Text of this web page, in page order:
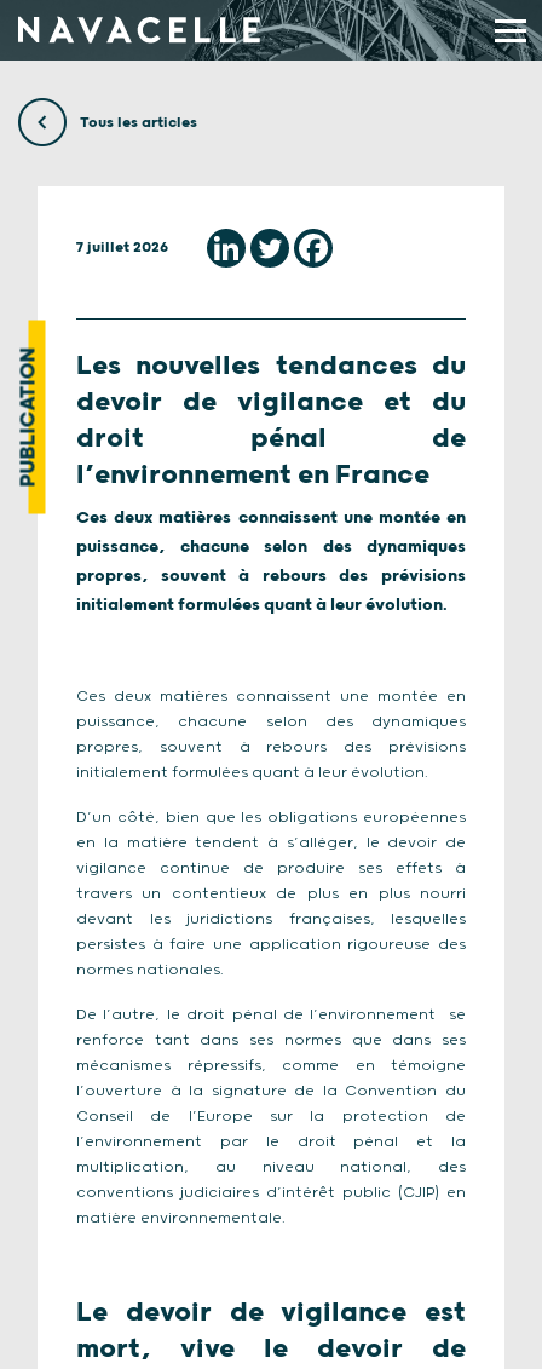
Tous les articles
PUBLICATION
7 juillet 2026
Les nouvelles tendances du
devoir de vigilance et du
droit pénal de
l’environnement en France
Ces deux matières connaissent une montée en
puissance, chacune selon des dynamiques
propres, souvent à rebours des prévisions
initialement formulées quant à leur évolution.
Ces deux matières connaissent une montée en
puissance, chacune selon des dynamiques
propres, souvent à rebours des prévisions
initialement formulées quant à leur évolution.
D’un côté, bien que les obligations européennes
en la matière tendent à s’alléger, le devoir de
vigilance continue de produire ses effets à
travers un contentieux de plus en plus nourri
devant les juridictions françaises, lesquelles
persistes à faire une application rigoureuse des
normes nationales.
De l’autre, le droit pénal de l’environnement se
renforce tant dans ses normes que dans ses
mécanismes répressifs, comme en témoigne
l’ouverture à la signature de la Convention du
Conseil de l’Europe sur la protection de
l’environnement par le droit pénal et la
multiplication, au niveau national, des
conventions judiciaires d’intérêt public (CJIP) en
matière environnementale.
Le devoir de vigilance est
mort, vive le devoir de